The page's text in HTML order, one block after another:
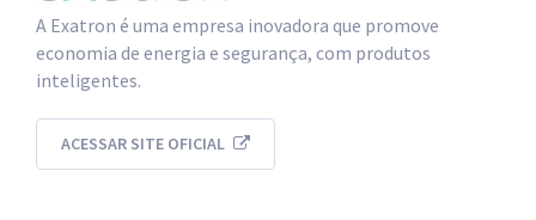
A Exatron é uma empresa inovadora que promove
economia de energia e segurança, com produtos
inteligentes.
ACESSAR SITE OFICIAL